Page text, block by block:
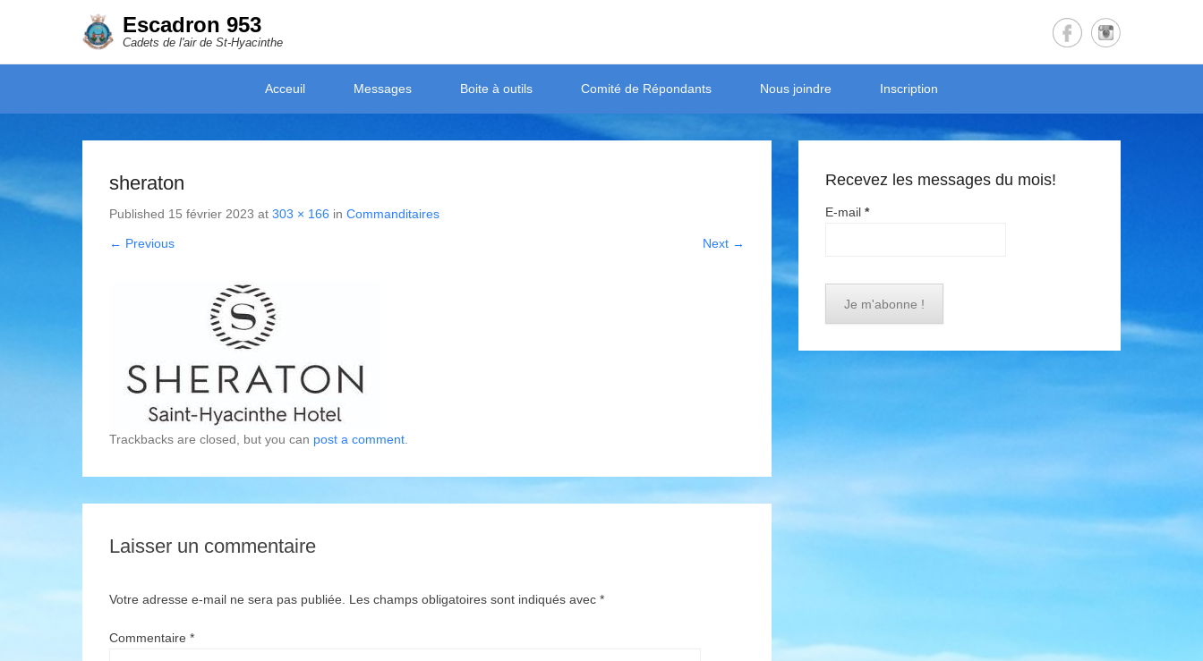
Escadron 953
Cadets de l'air de St-Hyacinthe
Acceuil
Messages Boite à outils Comité de Répondants Nous joindre Inscription
sheraton
Published 15 février 2023 at 303 × 166 in Commanditaires
← Previous Next →
Trackbacks are closed, but you can post a comment
Laisser un commentaire
Votre adresse e-mail ne sera pas publiée. Les champs obligatoires sont indiqués avec *
Commentaire *
Recevez les messages du mois!
E-mail *